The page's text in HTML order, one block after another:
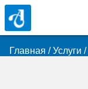
Главная /Услуги /